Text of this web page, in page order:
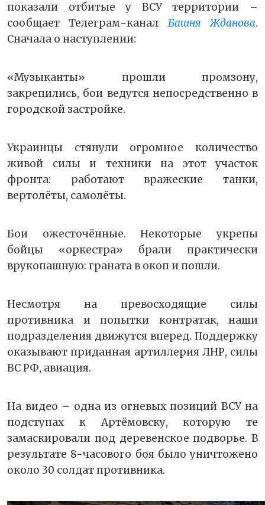
показали отбитые у ВСУ территории –
сообщает Телеграм-канал Башня Жданова.
Сначала о наступлении:
«Музыканты» прошли промзону,
закрепились, бои ведутся непосредственно в
городской застройке.
Украинцы стянули огромное количество
живой силы и техники на этот участок
фронта: работают вражеские танки,
вертолёты, самолёты.
Бои ожесточённые. Некоторые укрепы
бойцы «оркестра» брали практически
врукопашную: граната в окоп и пошли.
Несмотря на превосходящие силы
противника и попытки контратак, наши
подразделения движутся вперед. Поддержку
оказывают приданная артиллерия ЛНР, силы
ВС РФ, авиация.
На видео – одна из огневых позиций ВСУ на
подступах к Артёмовску, которую те
замаскировали под деревенское подворье. В
результате 8-часового боя было уничтожено
около 30 солдат противника.